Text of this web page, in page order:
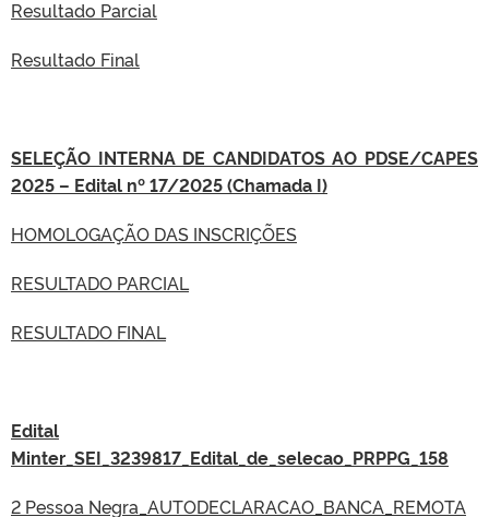
Resultado Parcial
Resultado Final
SELEÇÃO INTERNA DE CANDIDATOS AO PDSE/CAPES
2025 – Edital nº 17/2025 (Chamada I)
HOMOLOGAÇÃO DAS INSCRIÇÕES
RESULTADO PARCIAL
RESULTADO FINAL
Edital
Minter_SEI_3239817_Edital_de_selecao_PRPPG_158
2 Pessoa Negra_AUTODECLARACAO_BANCA_REMOTA